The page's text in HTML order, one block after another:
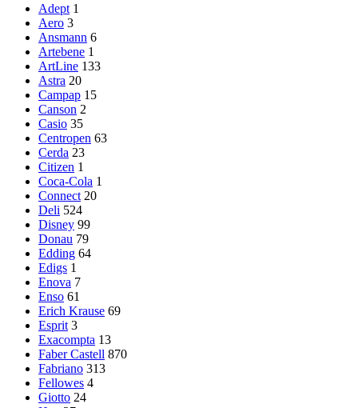
Adept 1
Aero 3
Ansmann 6
Artebene 1
ArtLine 133
Astra 20
Campap 15
Canson 2
Casio 35
Centropen 63
Cerda 23
Citizen 1
Coca-Cola 1
Connect 20
Deli 524
Disney 99
Donau 79
Edding 64
Edigs 1
Enova 7
Enso 61
Erich Krause 69
Esprit 3
Exacompta 13
Faber Castell 870
Fabriano 313
Fellowes 4
Giotto 24